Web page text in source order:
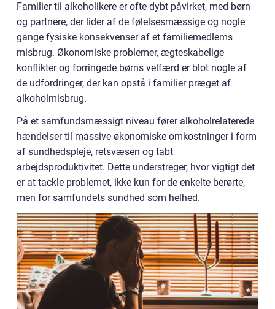
Familier til alkoholikere er ofte dybt påvirket, med børn
og partnere, der lider af de følelsesmæssige og nogle
gange fysiske konsekvenser af et familiemedlems
misbrug. Økonomiske problemer, ægteskabelige
konflikter og forringede børns velfærd er blot nogle af
de udfordringer, der kan opstå i familier præget af
alkoholmisbrug.
På et samfundsmæssigt niveau fører alkoholrelaterede
hændelser til massive økonomiske omkostninger i form
af sundhedspleje, retsvæsen og tabt
arbejdsproduktivitet. Dette understreger, hvor vigtigt det
er at tackle problemet, ikke kun for de enkelte berørte,
men for samfundets sundhed som helhed.